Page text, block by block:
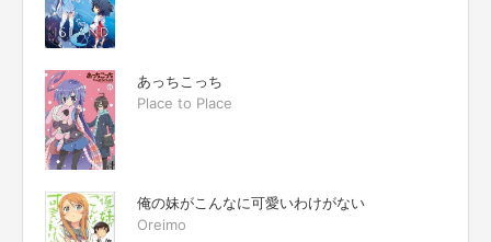
あっちこっち
Place to Place
俺の妹がこんなに可愛いわけがない
Oreimo